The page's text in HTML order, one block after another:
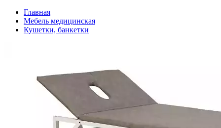
Главная
Мебель медицинская
Кушетки, банкетки